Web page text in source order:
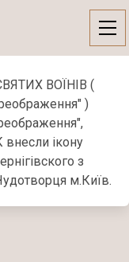
ВОЇНІВ (
)
внесли ікону
з
м.Київ.